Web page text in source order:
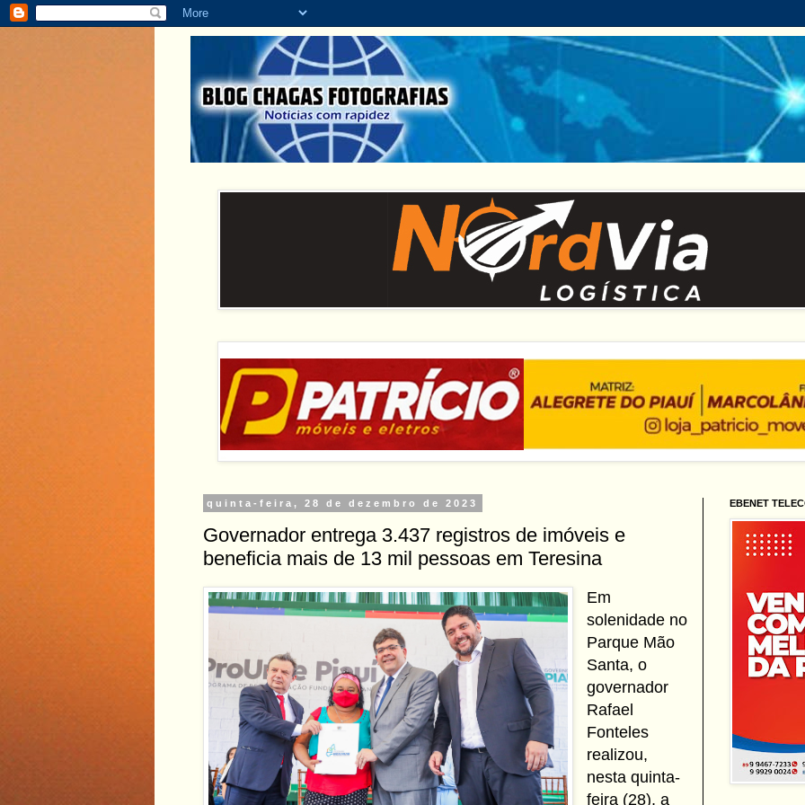
quinta-feira, 28 de dezembro de 2023
Governador entrega 3.437 registros de imóveis e
beneficia mais de 13 mil pessoas em Teresina
Em
solenidade no
Parque Mão
Santa, o
governador
Rafael
Fonteles
realizou,
nesta quinta-
feira (28), a
EBENET